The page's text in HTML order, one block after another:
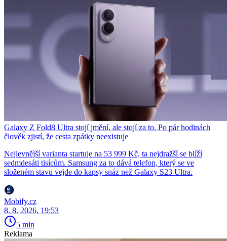
Galaxy Z Fold8 Ultra stojí jmění, ale stojí za to. Po pár hodinách
člověk zjistí, že cesta zpátky neexistuje
Nejlevnější varianta startuje na 53 999 Kč, ta nejdražší se blíží
sedmdesáti tisícům. Samsung za to dává telefon, který se ve
složeném stavu vejde do kapsy snáz než Galaxy S23 Ultra.
Mobify.cz
8. 8. 2026, 19:53
5 min
Reklama